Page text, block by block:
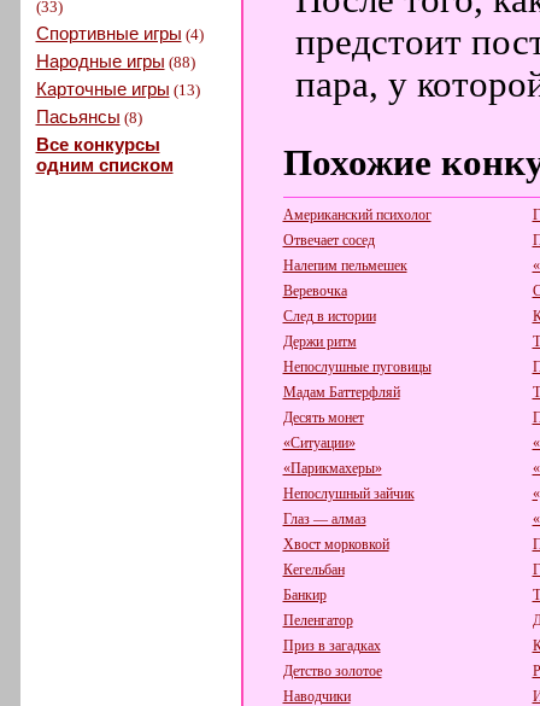
(33)
Спортивные игры (4)
Народные игры (88)
Карточные игры (13)
Пасьянсы (8)
Все конкурсы
одним списком
предстоит
пара, у
Похожие
Американский психолог
Отвечает сосед
Налепим пельмешек
Веревочка
След в истории
Держи ритм
Непослушные пуговицы
Мадам Баттерфляй
Десять монет
«Ситуации»
«Парикмахеры»
Непослушный зайчик
Глаз — алмаз
Хвост морковкой
Кегельбан
Банкир
Пеленгатор
Приз в загадках
Детство золотое
Наводчики